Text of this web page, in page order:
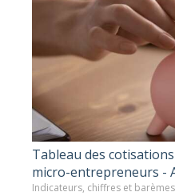
Tableau des
micro-entrepreneurs -
Indicateurs, chiffres et